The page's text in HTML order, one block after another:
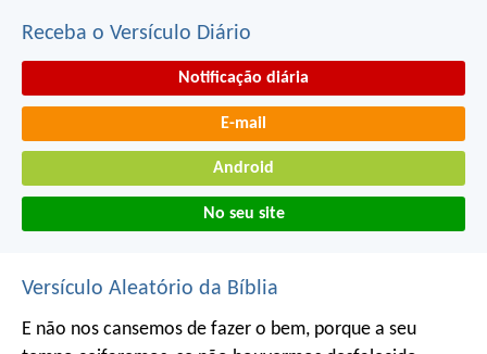
Receba o Versículo Diário
Notificação diária
E-mail
Android
No seu site
Versículo Aleatório da Bíblia
E não nos cansemos de fazer o bem, porque a seu